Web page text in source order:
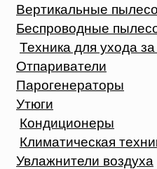
Вертикальные
Беспроводные
Техника для ухода
Отпариватели
Парогенераторы
Утюги
Кондиционеры
Климатическая
Увлажнители воздуха